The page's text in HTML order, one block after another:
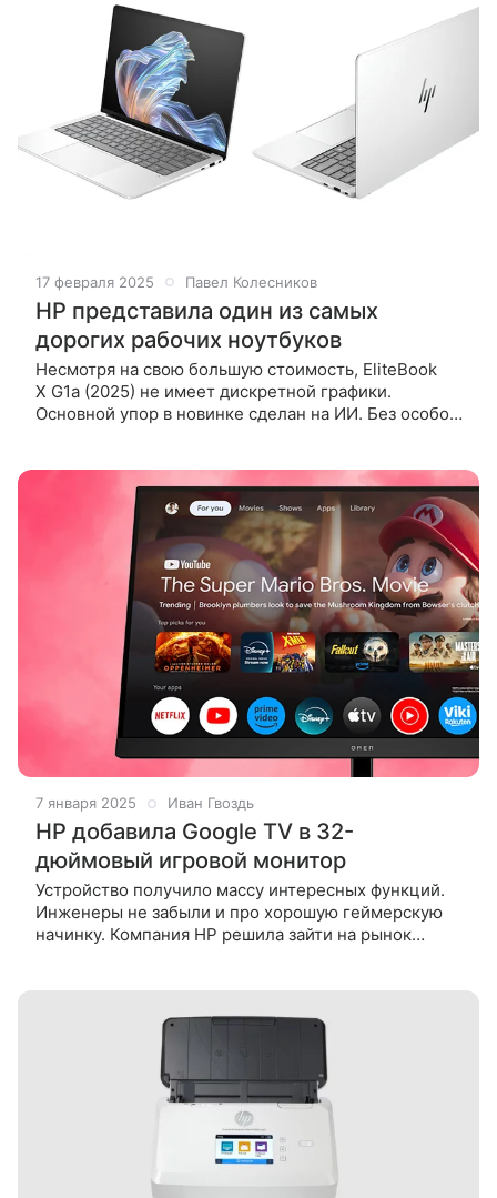
17 февраля 2025 Павел Колесников
HP представила один из самых
дорогих рабочих ноутбуков
Несмотря на свою большую стоимость, EliteBook
X G1a (2025) не имеет дискретной графики.
Основной упор в новинке сделан на ИИ. Без особой
7 января 2025 Иван Гвоздь
HP добавила Google TV в 32-
дюймовый игровой монитор
Устройство получило массу интересных функций.
Инженеры не забыли и про хорошую геймерскую
начинку. Компания HP решила зайти на рынок